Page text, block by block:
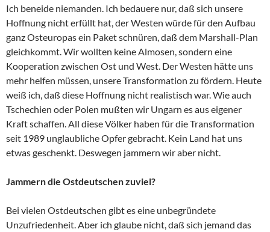
Ich beneide niemanden. Ich bedauere nur, daß sich unsere
Hoffnung nicht erfüllt hat, der Westen würde für den Aufbau
ganz Osteuropas ein Paket schnüren, daß dem Marshall-Plan
gleichkommt. Wir wollten keine Almosen, sondern eine
Kooperation zwischen Ost und West. Der Westen hätte uns
mehr helfen müssen, unsere Transformation zu fördern. Heute
weiß ich, daß diese Hoffnung nicht realistisch war. Wie auch
Tschechien oder Polen mußten wir Ungarn es aus eigener
Kraft schaffen. All diese Völker haben für die Transformation
seit 1989 unglaubliche Opfer gebracht. Kein Land hat uns
etwas geschenkt. Deswegen jammern wir aber nicht.
Jammern die Ostdeutschen zuviel?
Bei vielen Ostdeutschen gibt es eine unbegründete
Unzufriedenheit. Aber ich glaube nicht, daß sich jemand das